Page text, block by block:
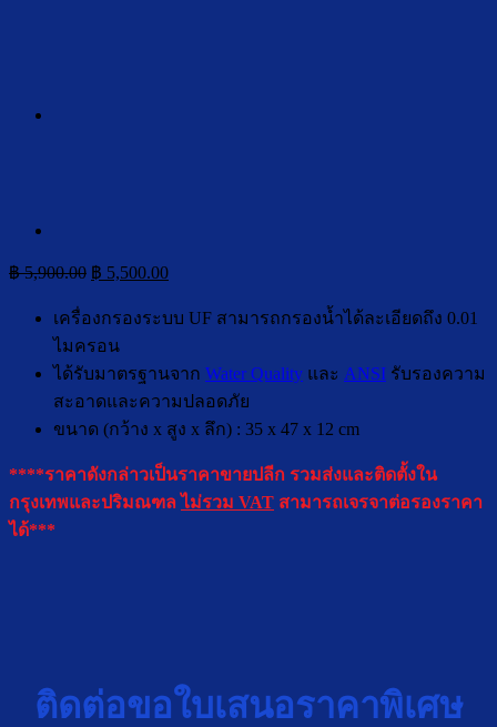
฿5,900.00 Original
price
฿ 5,500.00Current
price
เครื่องกรองระบบ UF สามารถกรองน้ำได้ละเอียดถึง 0.01
ไมครอน
ได้รับมาตรฐานจาก Water Quality และ ANSI รับรองความ
สะอาดและความปลอดภัย
ขนาด (กว้าง x สูง x ลึก) : 35 x 47 x 12 cm
****ราคาดังกล่าวเป็นราคาขายปลีก รวมส่งและติดตั้งใน
กรุงเทพและปริมณฑลไม่รวม VAT สามารถเจรจาต่อรองราคา
ได้***
ติดต่อขอใบเสนอราคาพิเศษ